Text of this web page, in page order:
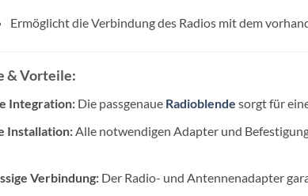
Ermöglicht die Verbindung des Radios mit dem
& Vorteile:
Integration:Die passgenaue Radioblende sorgt für
Installation:Alle notwendigen Adapter und
Verbindung:Der Radio- und Antennenadapter